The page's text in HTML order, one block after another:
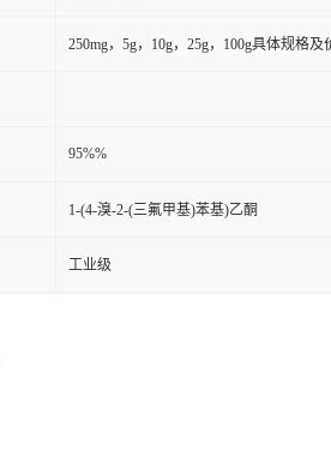
250mg，5g，10g，25g，100g具体规格
95%%
1-(4-溴-2-(三氟甲基)苯基)乙酮
工业级